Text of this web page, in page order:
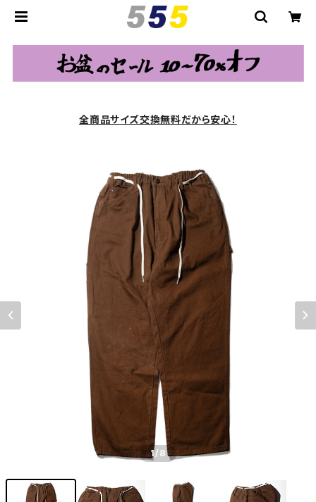
全商品サイズ交換無料だから安心！
1/8